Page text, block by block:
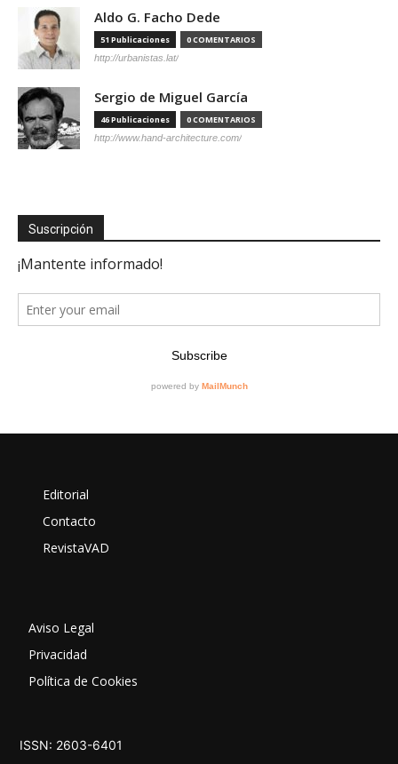
Aldo G. Facho Dede
51 Publicaciones 0 COMENTARIOS
http://urbanistas.lat/
Sergio de Miguel García
46 Publicaciones 0 COMENTARIOS
http://www.hand-architecture.com/
Suscripción
Editorial
Contacto
RevistaVAD
Aviso Legal
Privacidad
Política de Cookies
ISSN: 2603-6401